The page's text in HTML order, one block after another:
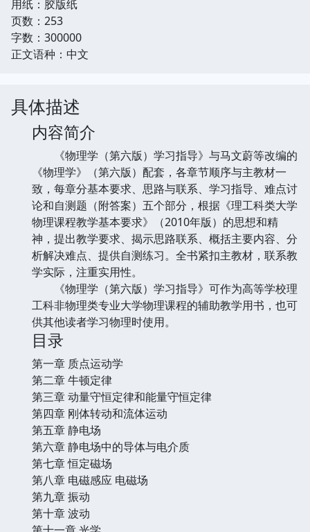
用纸：胶版纸
页数：253
字数：300000
正文语种：中文
具体描述
内容简介
《物理学（第六版）学习指导》与马文蔚等改编的
《物理学》（第六版）配套，各章节顺序与主教材一
致，每章分基本要求、思路与联系、学习指导、难点讨
论和自测题（附答案）五个部分，根据《理工科类大学
物理课程教学基本要求》（2010年版）的思想和精
神，提出教学要求、揭示思路联系、概括主要内容、分
析解决难点、提供自测练习。全书紧扣主教材，联系教
学实际，注重实用性。
《物理学（第六版）学习指导》可作为高等学校理
工科非物理类专业大学物理课程的辅助教学用书，也可
供其他读者学习物理时使用。
目录
第一章 质点运动学
第二章 牛顿定律
第三章 动量守恒定律和能量守恒定律
第四章 刚体转动和流体运动
第五章 静电场
第六章 静电场中的导体与电介质
第七章 恒定磁场
第八章 电磁感应 电磁场
第九章 振动
第十章 波动